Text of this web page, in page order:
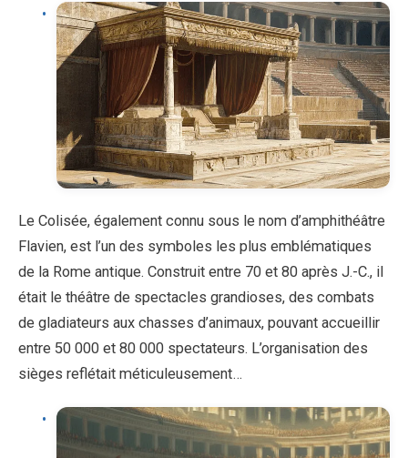
Le Colisée, également connu sous le nom d’amphithéâtre
Flavien, est l’un des symboles les plus emblématiques
de la Rome antique. Construit entre 70 et 80 après J.-C., il
était le théâtre de spectacles grandioses, des combats
de gladiateurs aux chasses d’animaux, pouvant accueillir
entre 50 000 et 80 000 spectateurs. L’organisation des
sièges reflétait méticuleusement…